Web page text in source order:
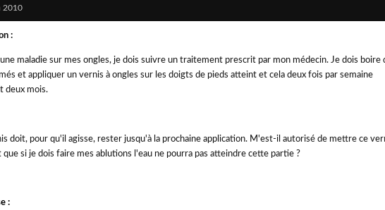
2010
:
maladie sur mes ongles, je dois suivre un traitement prescrit par mon médecin. Je dois boire
et appliquer un vernis à ongles sur les doigts de pieds atteint et cela deux fois par semaine
deux mois.
doit, pour qu'il agisse, rester jusqu'à la prochaine application. M'est-il autorisé de mettre ce
que si je dois faire mes ablutions l'eau ne pourra pas atteindre cette partie ?
: